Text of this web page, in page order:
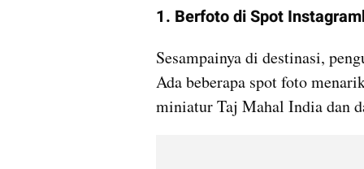
1. Berfoto di Spot
Sesampainya di destinasi,
Ada beberapa spot foto
miniatur Taj Mahal India dan